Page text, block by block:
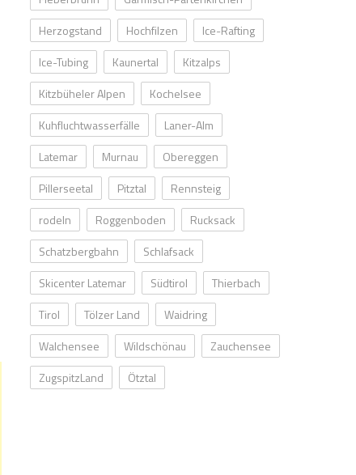
Herzogstand
Hochfilzen
Ice-Rafting
Ice-Tubing
Kaunertal
Kitzalps
Kitzbüheler Alpen
Kochelsee
Kuhfluchtwasserfälle
Laner-Alm
Latemar
Murnau
Obereggen
Pillerseetal
Pitztal
Rennsteig
rodeln
Roggenboden
Rucksack
Schatzbergbahn
Schlafsack
Skicenter Latemar
Südtirol
Thierbach
Tirol
Tölzer Land
Waidring
Walchensee
Wildschönau
Zauchensee
ZugspitzLand
Ötztal